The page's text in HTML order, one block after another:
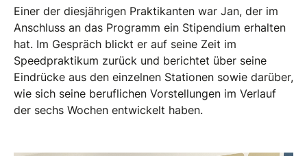
Einer der diesjährigen Praktikanten war Jan, der im
Anschluss an das Programm ein Stipendium erhalten
hat. Im Gespräch blickt er auf seine Zeit im
Speedpraktikum zurück und berichtet über seine
Eindrücke aus den einzelnen Stationen sowie darüber,
wie sich seine beruflichen Vorstellungen im Verlauf
der sechs Wochen entwickelt haben.